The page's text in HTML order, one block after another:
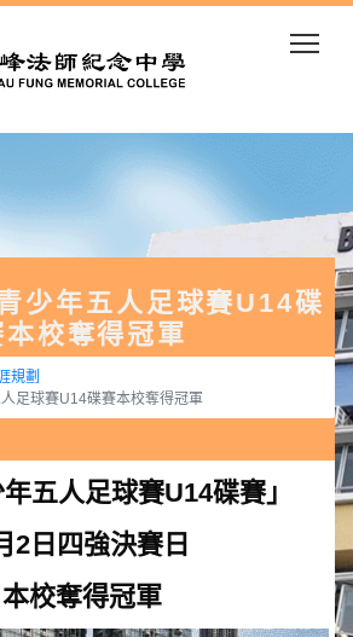
少年五人足球賽U14碟
本校奪得冠軍
規劃
足球賽U14碟賽本校奪得冠軍
年五人足球賽U14碟賽」
2日四強決賽日
本校奪得冠軍